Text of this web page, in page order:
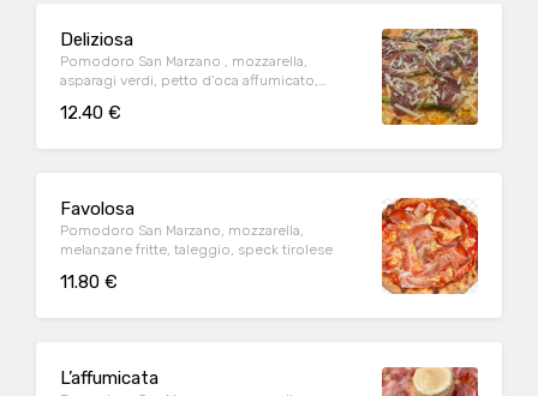
Deliziosa
Pomodoro San Marzano , mozzarella,
asparagi verdi, petto d’oca affumicato,
12.40 €
Favolosa
Pomodoro San Marzano, mozzarella,
melanzane fritte, taleggio, speck tirolese
11.80 €
L’affumicata